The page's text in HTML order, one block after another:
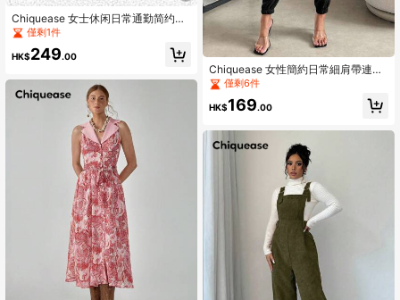
Chiquease 女士休闲日常通勤简约纯
色翻领长袖连体裤和 PU 皮革宽松阔
腿裤套装，春秋
僅剩1件
HK$249.00
Chiquease 女性簡約日常細肩帶連身
褲 僅剩6件
HK$169.00